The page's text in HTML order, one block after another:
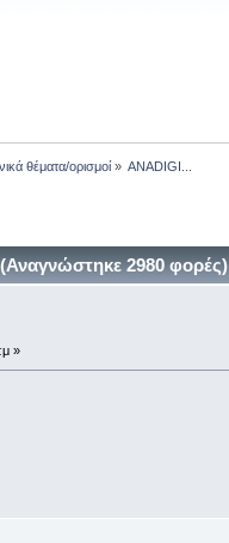
θέματα/ορισμοί» ANADIGI...
2980 φορές)
»